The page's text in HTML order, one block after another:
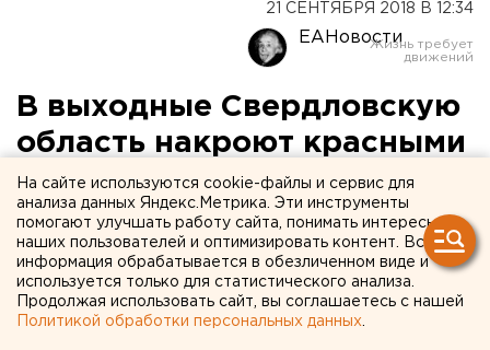
21 СЕНТЯБРЯ 2018 В 12:34
ЕАНовости
В выходные Свердловскую
область накроют красными
флагами. Карта митингов
против пенсионной
реформы
На сайте используются cookie-файлы и сервис для
анализа данных Яндекс.Метрика. Эти инструменты
помогают улучшать работу сайта, понимать интересы
наших пользователей и оптимизировать контент. Вся
информация обрабатывается в обезличенном виде и
используется только для статистического анализа.
Продолжая использовать сайт, вы соглашаетесь с нашей
Политикой обработки персональных данных